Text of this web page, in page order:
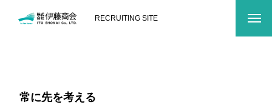
RECRUITING SITE
常に先を考え る